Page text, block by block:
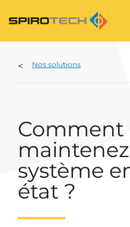
Nos solutions
Comment
système
état ?